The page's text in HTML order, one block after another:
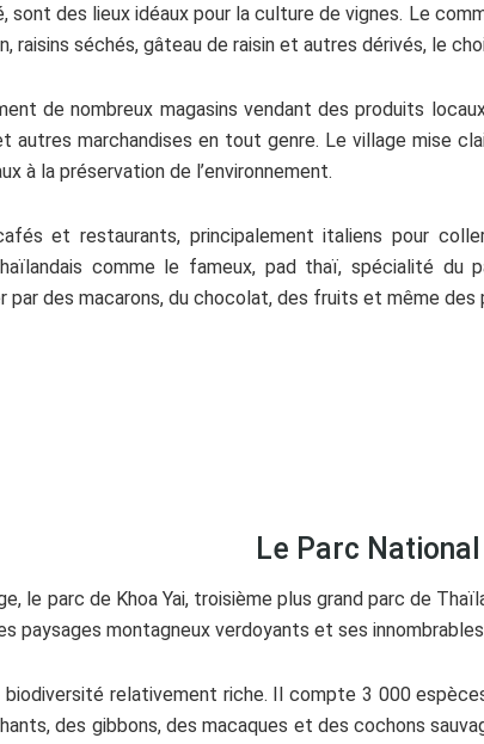
des lieux idéaux pour la culture de vignes. Le
raisins séchés, gâteau de raisin et autres dérivés, le
de nombreux magasins vendant des produits
autres marchandises en tout genre. Le village mise
à la préservation de l’environnement.
et restaurants, principalement italiens pour
comme le fameux, pad thaï, spécialité
par des macarons, du chocolat, des fruits et même des
Le Parc National
le parc de Khoa Yai, troisième plus grand parc de
paysages montagneux verdoyants et ses
biodiversité relativement riche. Il compte 3 000
des gibbons, des macaques et des cochons